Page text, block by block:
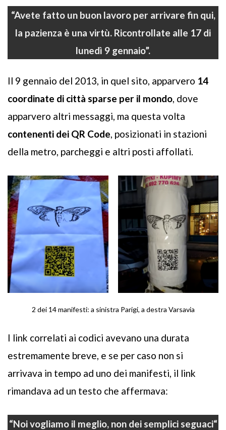
“Avete fatto un buon lavoro per arrivare fin qui,
la pazienza è una virtù. Ricontrollate alle 17 di
lunedì 9 gennaio”.
Il 9 gennaio del 2013, in quel sito, apparvero 14
coordinate di città sparse per il mondo , dove
apparvero altri messaggi, ma questa volta
contenenti dei QR Code , posizionati in stazioni
della metro, parcheggi e altri posti affollati.
2 dei 14 manifesti: a sinistra Parigi, a destra Varsavia
I link correlati ai codici avevano una durata
estremamente breve, e se per caso non si
arrivava in tempo ad uno dei manifesti, il link
rimandava ad un testo che affermava:
“Noi vogliamo il meglio, non dei semplici seguaci“